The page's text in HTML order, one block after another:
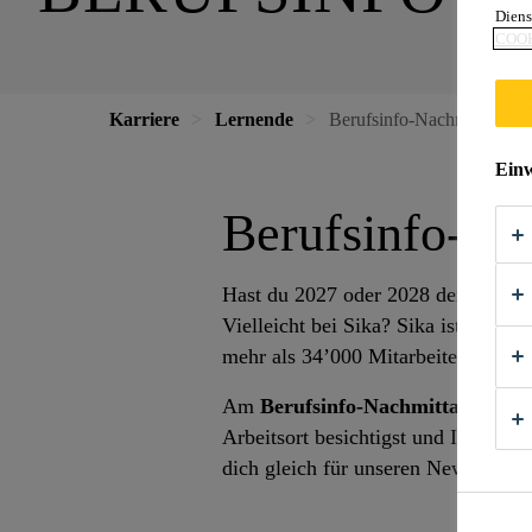
Karriere Lernende Berufsinfo-Nachmittage
Berufsinfo-
Hast du 2027 oder 2028 deinen
Vielleicht bei Sika? Sika ist ein
mehr als 34’000 Mitarbeitende,
Am Berufsinfo-Nachmittag/Abend
Arbeitsort besichtigst und
dich gleich für unseren Newsletter